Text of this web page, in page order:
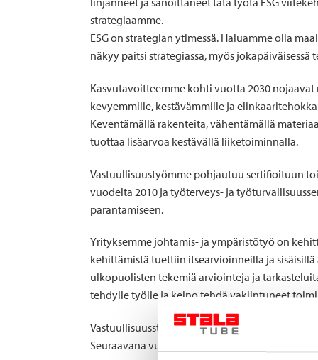
strategiaamme.
ESG on strategian ytimessä. Haluamme olla
näkyy paitsi strategiassa, myös
Kasvutavoitteemme kohti vuotta 2030
kevyemmille, kestävämmille ja
Keventämällä rakenteita, vähentämällä
tuottaa lisäarvoa kestävällä liiketoiminnalla.
Vastuullisuustyömme pohjautuu sertifioituun
vuodelta 2010 ja työterveys- ja
parantamiseen.
Yrityksemme johtamis- ja ympäristötyö on
kehittämistä tuettiin itsearvioinneilla ja
ulkopuolisten tekemiä arviointeja ja
tehdylle työlle ja keino tehdä vakiintuneet
Vastuullisuusstrategian rakentaminen
Seuraavana vuonna laadittiin